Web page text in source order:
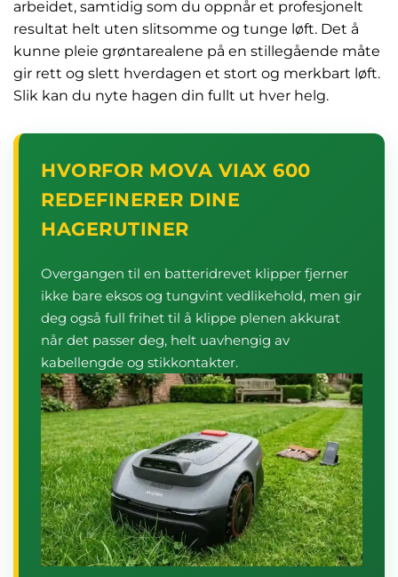
arbeidet, samtidig som du oppnår et profesjonelt
resultat helt uten slitsomme og tunge løft. Det å
kunne pleie grøntarealene på en stillegående måte
gir rett og slett hverdagen et stort og merkbart løft.
Slik kan du nyte hagen din fullt ut hver helg.
HVORFOR MOVA VIAX 600
REDEFINERER DINE
HAGERUTINER
Overgangen til en batteridrevet klipper fjerner
ikke bare eksos og tungvint vedlikehold, men gir
deg også full frihet til å klippe plenen akkurat
når det passer deg, helt uavhengig av
kabellengde og stikkontakter.